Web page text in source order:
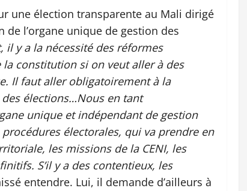
une élection transparente au Mali dirigé
l’organe unique de gestion des
il y a la nécessité des réformes
constitution si on veut aller à des
Il faut aller obligatoirement à la
élections…Nous en tant
unique et indépendant de gestion
électorales, qui va prendre en
les missions de la CENI, les
S’il y a des contentieux, les
entendre. Lui, il demande d’ailleurs à